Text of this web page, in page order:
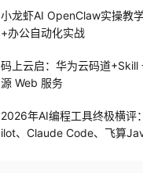
小龙虾AI OpenClaw实操教
+办公自动化实战
码上云启：华为云码道+Skill
源 Web 服务
2026年AI编程工具终极横评
ilot、Claude Code、飞算